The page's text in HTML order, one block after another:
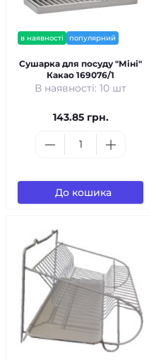
в наявності популярний
Сушарка для посуду "Міні"
Какао 169076/1
В наявності: 10 шт
143.85 грн.
До кошика